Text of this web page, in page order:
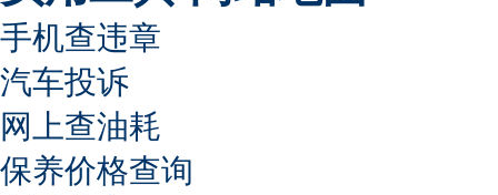
手机查违章
汽车投诉
网上查油耗
保养价格查询